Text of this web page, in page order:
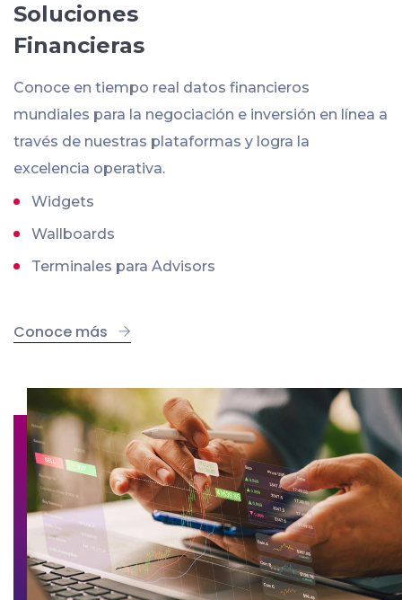
Soluciones
Financieras
Conoce en tiempo real datos financieros
mundiales para la negociación e inversión en línea a
través de nuestras plataformas y logra la
excelencia operativa.
Widgets
Wallboards
Terminales para Advisors
Conoce más